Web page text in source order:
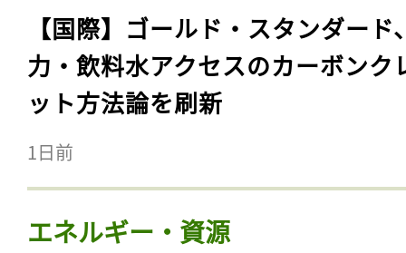
【国際】ゴールド・スタンダード
力・飲料水アクセスのカーボンク
ット方法論を刷新
1日前
エネルギー・資源